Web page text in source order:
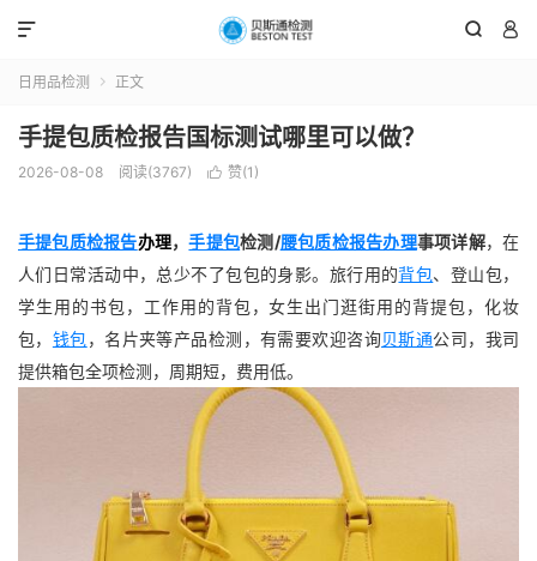
 

日用品检测  正文
手提包质检报告国标测试哪里可以做？
2026-08-08 阅读(3767)  赞(1 )
手提包质检报告办理，手提包检测/腰包质检报告办理事项详解，在
人们日常活动中，总少不了包包的身影。旅行用的背包、登山包，
学生用的书包，工作用的背包，女生出门逛街用的背提包，化妆
包， 钱包 ，名片夹等产品检测，有需要欢迎咨询贝斯通公司，我司
提供箱包全项检测，周期短，费用低。